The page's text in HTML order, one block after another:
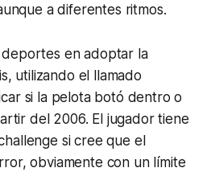
a diferentes ritmos.
en adoptar la
utilizando el llamado
si la pelota botó dentro o
del 2006. El jugador tiene
si cree que el
obviamente con un límite